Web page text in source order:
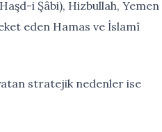
i Şâbi), Hizbullah, Yemen
eden Hamas ve İslamî
yatan stratejik nedenler ise